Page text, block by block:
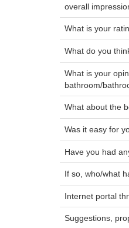
overall
What is your
What do you
What is your
bathroom/
What about the
Was it easy for
Have you had
If so, who/what
Internet portal
Suggestions,